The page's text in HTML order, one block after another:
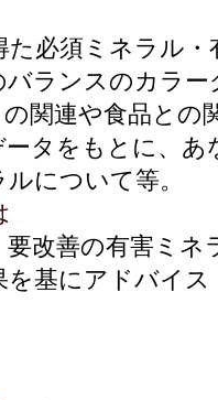
た必須ミネラル
ランスのカラー
関連や食品との
ータをもとに、
ルについて等。
改善の有害ミ
を基にアドバイ